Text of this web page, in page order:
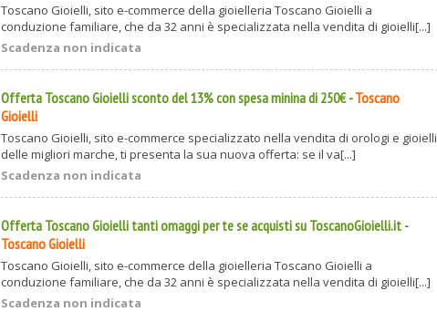
Toscano Gioielli, sito e-commerce della gioielleria Toscano Gioielli a
conduzione familiare, che da 32 anni è specializzata nella vendita di gioielli[...]
Scadenza non indicata
Offerta Toscano Gioielli sconto del 13% con spesa minina di 250€-Toscano
Gioielli
Toscano Gioielli, sito e-commerce specializzato nella vendita di orologi e gioielli
delle migliori marche, ti presenta la sua nuova offerta: se il va[...]
Scadenza non indicata
Offerta Toscano Gioielli tanti omaggi per te se acquisti su ToscanoGioielli.it -
Toscano Gioielli
Toscano Gioielli, sito e-commerce della gioielleria Toscano Gioielli a
conduzione familiare, che da 32 anni è specializzata nella vendita di gioielli[...]
Scadenza non indicata